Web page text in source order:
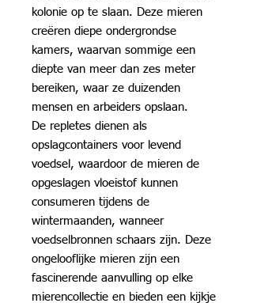
kolonie op te slaan. Deze mieren
creëren diepe ondergrondse
kamers, waarvan sommige een
diepte van meer dan zes meter
bereiken, waar ze duizenden
mensen en arbeiders opslaan.
De repletes dienen als
opslagcontainers voor levend
voedsel, waardoor de mieren de
opgeslagen vloeistof kunnen
consumeren tijdens de
wintermaanden, wanneer
voedselbronnen schaars zijn. Deze
ongelooflijke mieren zijn een
fascinerende aanvulling op elke
mierencollectie en bieden een kijkje